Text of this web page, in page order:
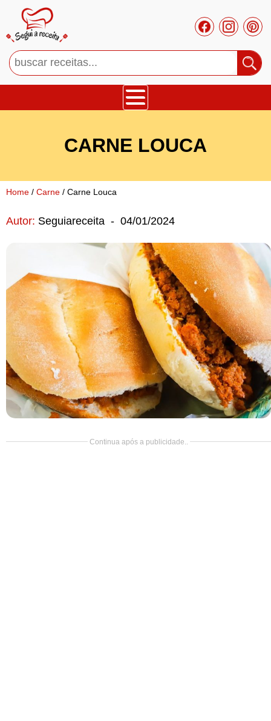
Mousses
Cupcakes
Doce
Pão
Salada
Almoço
Cocada
CARNE LOUCA
Home / Carne / Carne Louca
Autor: Seguiareceita - 04/01/2024
Continua após a publicidade..